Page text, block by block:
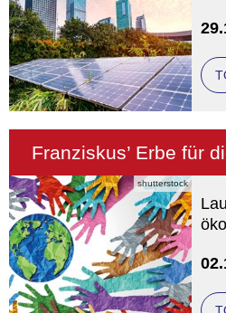
shutterstock
Franziskus’ Erbe für